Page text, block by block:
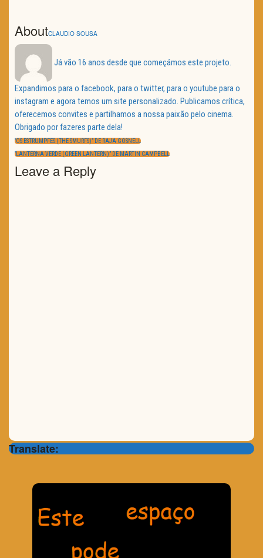
AboutCLAUDIO SOUSA
Já vão 16 anos desde que começámos este projeto.
Expandimos para o facebook, para o twitter, para o youtube para o
instagram e agora temos um site personalizado. Publicamos crítica,
oferecemos convites e partilhamos a nossa paixão pelo cinema.
Obrigado por fazeres parte dela!
Navegação
de
artigos
PREVIOUS
“OS ESTRUMPFES (THE SMURFS)” DE RAJA GOSNELL
NEXT
“LANTERNA VERDE (GREEN LANTERN)” DE MARTIN CAMPBELL
Leave a Reply
Translate: